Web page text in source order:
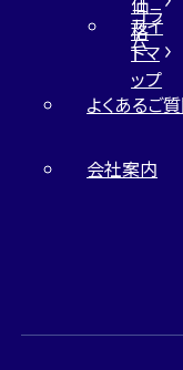
格
コラ
ム
サイ
トマ
ップ
よくあるご
会社案内